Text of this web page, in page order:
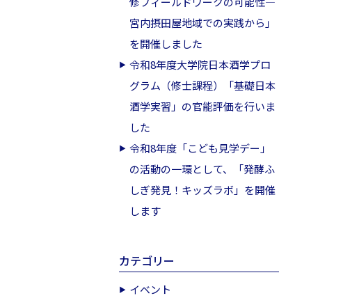
宮内摂田屋地域での実践から」
を開催しました
令和8年度大学院日本酒学プロ
グラム（修士課程）「基礎日本
酒学実習」の官能評価を行いま
した
令和8年度「こども見学デー」
の活動の一環として、「発酵ふ
しぎ発見！キッズラボ」を開催
します
カテゴリー
イベント